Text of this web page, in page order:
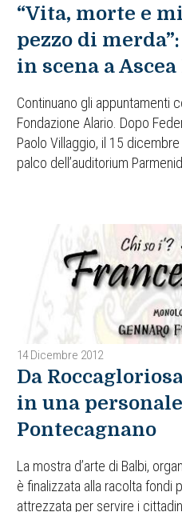
“Vita, morte e
pezzo di
in scena a
Continuano gli appuntamenti
Fondazione Alario. Dopo
Paolo Villaggio, il 15
palco dell’auditorium
14 Dicembre 2012
Da
in una
Pontecagnano
La mostra d’arte di Balbi,
è finalizzata alla racolta fondi
attrezzata per servire i